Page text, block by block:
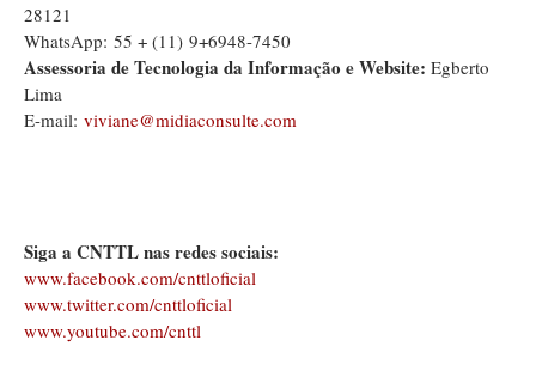
28121
WhatsApp: 55 + (11) 9+6948-7450
Assessoria de Tecnologia da Informação e Website: Egberto
Lima
E-mail: viviane@midiaconsulte.com
Siga a CNTTL nas redes sociais:
www.facebook.com/cnttloficial
www.twitter.com/cnttloficial
www.youtube.com/cnttl